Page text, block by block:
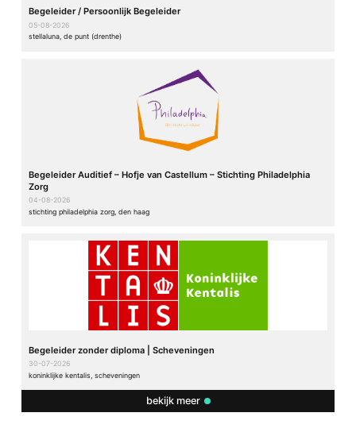
Begeleider / Persoonlijk Begeleider
05-08-2026
stellaluna, de punt (drenthe)
Begeleider Auditief – Hofje van Castellum – Stichting Philadelphia
Zorg
04-08-2026
stichting philadelphia zorg, den haag
Begeleider zonder diploma | Scheveningen
30-07-2026
koninklijke kentalis, scheveningen
bekijk meer